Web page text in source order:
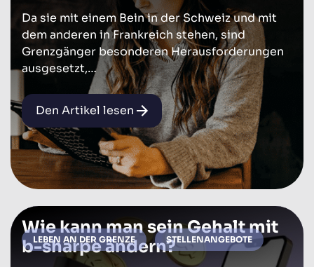
Da sie mit einem Bein in der Schweiz und mit
dem anderen in Frankreich stehen, sind
Grenzgänger besonderen Herausforderungen
ausgesetzt,…
Den Artikel lesen
LEBEN AN DER GRENZE STELLENANGEBOTE
Wie kann man sein Gehalt mit
b-sharpe ändern?